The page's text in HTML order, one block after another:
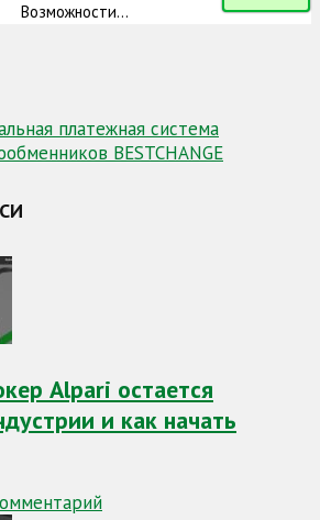
Возможности...
Alpari остается
и как начать